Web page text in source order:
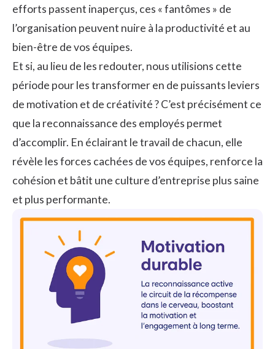
efforts passent inaperçus, ces « fantômes » de
l’organisation peuvent nuire à la productivité et au
bien-être de vos équipes.
Et si, au lieu de les redouter, nous utilisions cette
période pour les transformer en de puissants leviers
de motivation et de créativité ? C’est précisément ce
que la reconnaissance des employés permet
d’accomplir. En éclairant le travail de chacun, elle
révèle les forces cachées de vos équipes, renforce la
cohésion et bâtit une culture d’entreprise plus saine
et plus performante.